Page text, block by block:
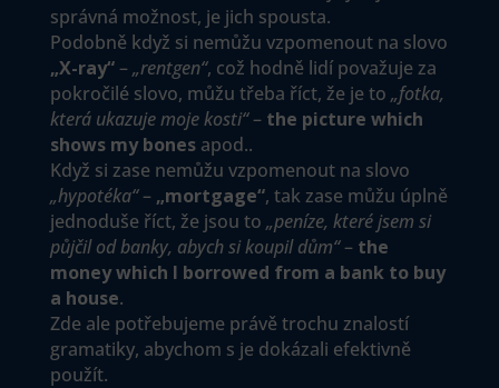
správná možnost, je jich spousta.
Podobně když si nemůžu vzpomenout na slovo
„X-ray“–„rentgen“, což hodně lidí považuje za
pokročilé slovo, můžu třeba říct, že je to „fotka,
která ukazuje moje kosti“– the picture which
shows my bonesapod..
Když si zase nemůžu vzpomenout na slovo
„hypotéka“– „mortgage“, tak zase můžu úplně
jednoduše říct, že jsou to „peníze, které jsem si
půjčil od banky, abych si koupil dům“– the
money which I borrowed from a bank to buy
a house.
Zde ale potřebujeme právě trochu znalostí
gramatiky, abychom s je dokázali efektivně
použít.